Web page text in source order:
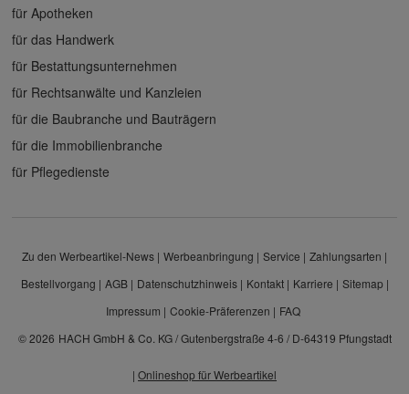
für Apotheken
für das Handwerk
für Bestattungsunternehmen
für Rechtsanwälte und Kanzleien
für die Baubranche und Bauträgern
für die Immobilienbranche
für Pflegedienste
Zu den Werbeartikel-News Werbeanbringung Service
Zahlungsarten
Bestellvorgang
AGB Datenschutzhinweis Kontakt Karriere
Sitemap
Impressum
Cookie-Präferenzen
FAQ
© 2026 HACH GmbH & Co. KG / Gutenbergstraße 4-6 / D-64319 Pfungstadt
| Onlineshop für Werbeartikel